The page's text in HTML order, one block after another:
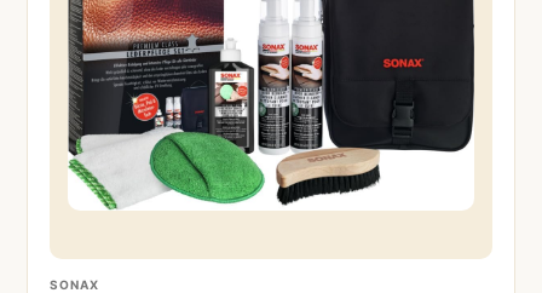
SONAX